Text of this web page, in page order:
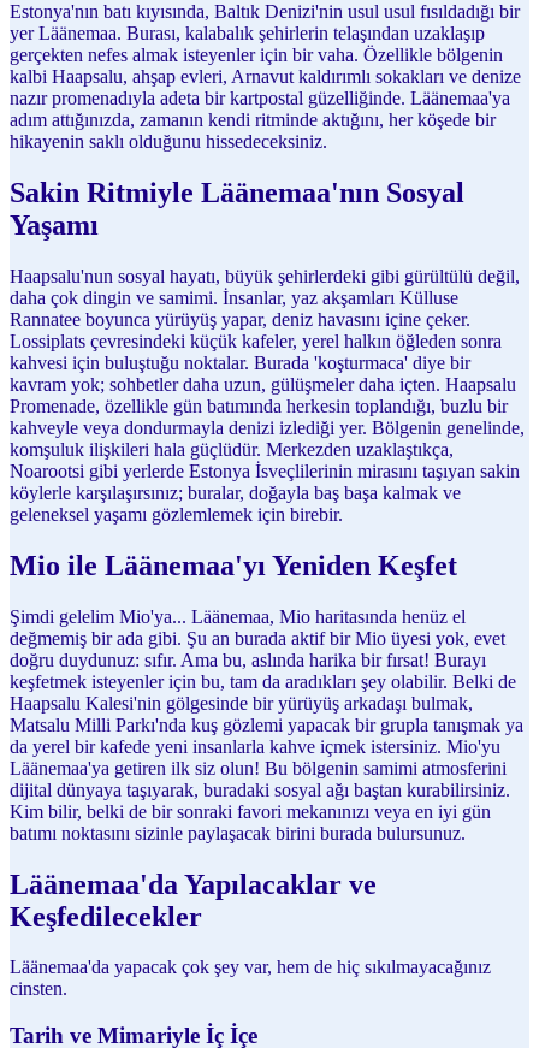
Estonya'nın batı kıyısında, Baltık Denizi'nin usul usul fısıldadığı bir
yer Läänemaa. Burası, kalabalık şehirlerin telaşından uzaklaşıp
gerçekten nefes almak isteyenler için bir vaha. Özellikle bölgenin
kalbi Haapsalu, ahşap evleri, Arnavut kaldırımlı sokakları ve denize
nazır promenadıyla adeta bir kartpostal güzelliğinde. Läänemaa'ya
adım attığınızda, zamanın kendi ritminde aktığını, her köşede bir
hikayenin saklı olduğunu hissedeceksiniz.
Sakin Ritmiyle Läänemaa'nın Sosyal
Yaşamı
Haapsalu'nun sosyal hayatı, büyük şehirlerdeki gibi gürültülü değil,
daha çok dingin ve samimi. İnsanlar, yaz akşamları Külluse
Rannatee boyunca yürüyüş yapar, deniz havasını içine çeker.
Lossiplats çevresindeki küçük kafeler, yerel halkın öğleden sonra
kahvesi için buluştuğu noktalar. Burada 'koşturmaca' diye bir
kavram yok; sohbetler daha uzun, gülüşmeler daha içten. Haapsalu
Promenade, özellikle gün batımında herkesin toplandığı, buzlu bir
kahveyle veya dondurmayla denizi izlediği yer. Bölgenin genelinde,
komşuluk ilişkileri hala güçlüdür. Merkezden uzaklaştıkça,
Noarootsi gibi yerlerde Estonya İsveçlilerinin mirasını taşıyan sakin
köylerle karşılaşırsınız; buralar, doğayla baş başa kalmak ve
geleneksel yaşamı gözlemlemek için birebir.
Mio ile Läänemaa'yı Yeniden Keşfet
Şimdi gelelim Mio'ya... Läänemaa, Mio haritasında henüz el
değmemiş bir ada gibi. Şu an burada aktif bir Mio üyesi yok, evet
doğru duydunuz: sıfır. Ama bu, aslında harika bir fırsat! Burayı
keşfetmek isteyenler için bu, tam da aradıkları şey olabilir. Belki de
Haapsalu Kalesi'nin gölgesinde bir yürüyüş arkadaşı bulmak,
Matsalu Milli Parkı'nda kuş gözlemi yapacak bir grupla tanışmak ya
da yerel bir kafede yeni insanlarla kahve içmek istersiniz. Mio'yu
Läänemaa'ya getiren ilk siz olun! Bu bölgenin samimi atmosferini
dijital dünyaya taşıyarak, buradaki sosyal ağı baştan kurabilirsiniz.
Kim bilir, belki de bir sonraki favori mekanınızı veya en iyi gün
batımı noktasını sizinle paylaşacak birini burada bulursunuz.
Läänemaa'da Yapılacaklar ve
Keşfedilecekler
Läänemaa'da yapacak çok şey var, hem de hiç sıkılmayacağınız
cinsten.
Tarih ve Mimariyle İç İçe